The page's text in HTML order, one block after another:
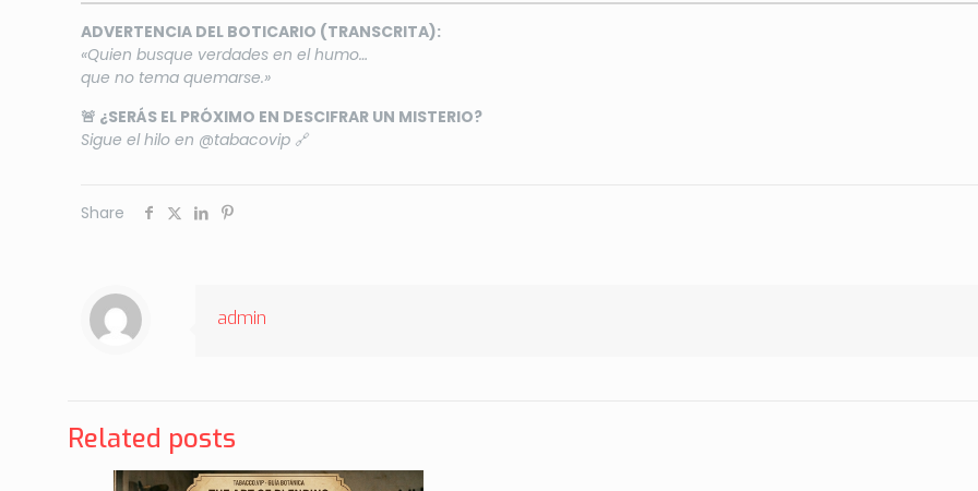
ADVERTENCIA DEL BOTICARIO (TRANSCRITA):
«Quien busque verdades en el humo…
que no tema quemarse.»
🚨 ¿SERÁS EL PRÓXIMO EN DESCIFRAR UN MISTERIO?
Sigue el hilo en @tabacovip 🔗
Share
admin
Related posts